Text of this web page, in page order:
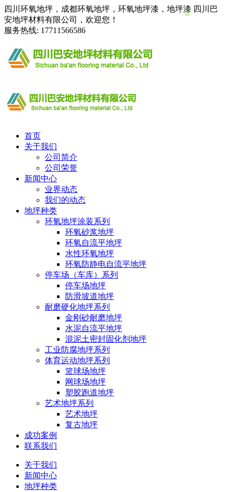
四川环氧地坪，成都环氧地坪，环氧地坪漆，地坪漆 四川巴
安地坪材料有限公司，欢迎您！
服务热线: 17711566586

首页
关于我们
公司简介
公司荣誉
新闻中心
业界动态
我们的动态
地坪种类
环氧地坪涂装系列
环氧砂浆地坪
环氧自流平地坪
水性环氧地坪
环氧防静电自流平地坪
停车场（车库）系列
停车场地坪
防滑坡道地坪
耐磨硬化地坪系列
金刚砂耐磨地坪
水泥自流平地坪
混泥土密封固化剂地坪
工业防腐地坪系列
体育运动地坪系列
篮球场地坪
网球场地坪
塑胶跑道地坪
艺术地坪系列
艺术地坪
复古地坪
成功案例
联系我们
关于我们
新闻中心
地坪种类